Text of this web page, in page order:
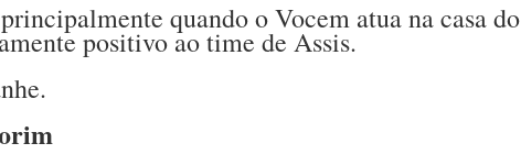
quando o Vocem atua na casa do
positivo ao time de Assis.